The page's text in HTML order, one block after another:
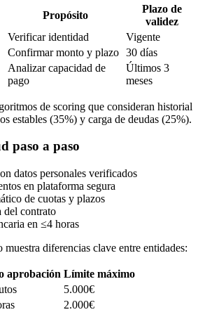
Propósito
Plazo de
validez
Verificar identidad
Vigente
Confirmar monto y plazo 30 días
Analizar capacidad de
pago
Últimos 3
meses
de scoring que consideran historial
estables (35%) y carga de deudas (25%).
paso a paso
datos personales verificados
en plataforma segura
de cuotas y plazos
del contrato
en ≤4 horas
diferencias clave entre entidades:
aprobación Límite máximo
5.000€
2.000€